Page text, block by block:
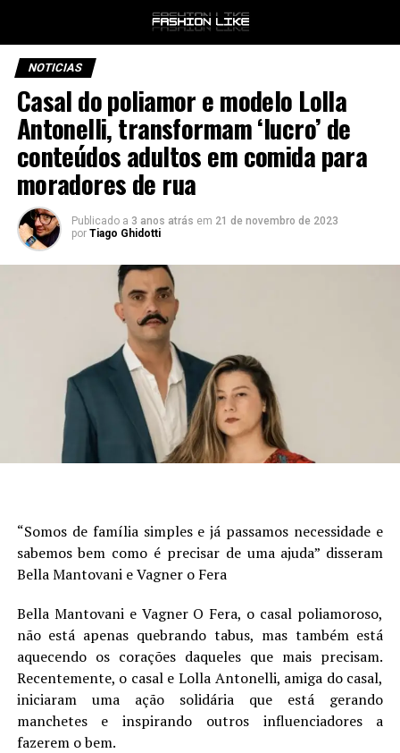
NOTICIAS
Casal do poliamor e modelo Lolla
Antonelli, transformam ‘lucro’ de
conteúdos adultos em comida para
moradores de rua
Publicado a 3 anos atrás em 21 de novembro de 2023
por Tiago Ghidotti
“Somos de família simples e já passamos necessidade e
sabemos bem como é precisar de uma ajuda” disseram
Bella Mantovani e Vagner o Fera
Bella Mantovani e Vagner O Fera, o casal poliamoroso,
não está apenas quebrando tabus, mas também está
aquecendo os corações daqueles que mais precisam.
Recentemente, o casal e Lolla Antonelli, amiga do casal,
iniciaram uma ação solidária que está gerando
manchetes e inspirando outros influenciadores a
fazerem o bem.